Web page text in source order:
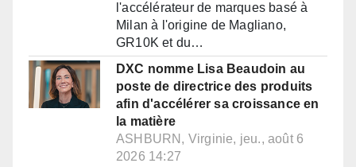
l'accélérateur de marques basé à
Milan à l'origine de Magliano,
GR10K et du…
DXC nomme Lisa Beaudoin au
poste de directrice des produits
afin d'accélérer sa croissance en
la matière
ASHBURN, Virginie, jeu., août 6
2026 14:27